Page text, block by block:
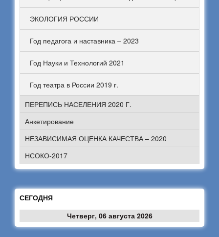
ЭКОЛОГИЯ РОССИИ
Год педагога и наставника – 2023
Год Науки и Технологий 2021
Год театра в России 2019 г.
ПЕРЕПИСЬ НАСЕЛЕНИЯ 2020 Г.
Анкетирование
НЕЗАВИСИМАЯ ОЦЕНКА КАЧЕСТВА – 2020
НСОКО-2017
СЕГОДНЯ
Четверг, 06 августа 2026